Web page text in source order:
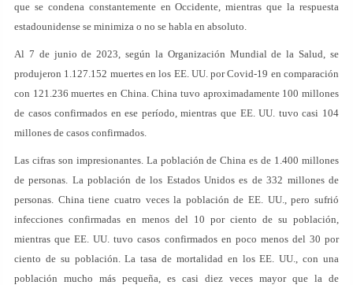
que se condena constantemente en Occidente, mientras que la respuesta
estadounidense se minimiza o no se habla en absoluto.
Al 7 de junio de 2023, según la Organización Mundial de la Salud, se
produjeron 1.127.152 muertes en los EE. UU. por Covid-19 en comparación
con 121.236 muertes en China. China tuvo aproximadamente 100 millones
de casos confirmados en ese período, mientras que EE. UU. tuvo casi 104
millones de casos confirmados.
Las cifras son impresionantes. La población de China es de 1.400 millones
de personas. La población de los Estados Unidos es de 332 millones de
personas. China tiene cuatro veces la población de EE. UU., pero sufrió
infecciones confirmadas en menos del 10 por ciento de su población,
mientras que EE. UU. tuvo casos confirmados en poco menos del 30 por
ciento de su población. La tasa de mortalidad en los EE. UU., con una
población mucho más pequeña, es casi diez veces mayor que la de